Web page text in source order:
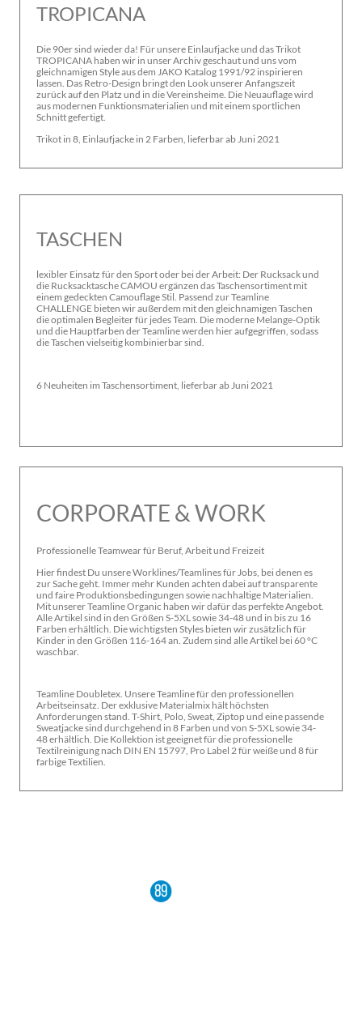
TROPICANA
Die 90er sind wieder da! Für unsere Einlaufjacke und das Trikot
TROPICANA haben wir in unser Archiv geschaut und uns vom
gleichnamigen Style aus dem JAKO Katalog 1991/92 inspirieren
lassen. Das Retro-Design bringt den Look unserer Anfangszeit
zurück auf den Platz und in die Vereinsheime. Die Neuauflage wird
aus modernen Funktionsmaterialien und mit einem sportlichen
Schnitt gefertigt.
Trikot in 8, Einlaufjacke in 2 Farben, lieferbar ab Juni 2021
TASCHEN
lexibler Einsatz für den Sport oder bei der Arbeit: Der Rucksack und
die Rucksacktasche CAMOU ergänzen das Taschensortiment mit
einem gedeckten Camouflage Stil. Passend zur Teamline
CHALLENGE bieten wir außerdem mit den gleichnamigen Taschen
die optimalen Begleiter für jedes Team. Die moderne Melange-Optik
und die Hauptfarben der Teamline werden hier aufgegriffen, sodass
die Taschen vielseitig kombinierbar sind.
6 Neuheiten im Taschensortiment, lieferbar ab Juni 2021
CORPORATE & WORK
Professionelle Teamwear für Beruf, Arbeit und Freizeit
Hier findest Du unsere Worklines/Teamlines für Jobs, bei denen es
zur Sache geht. Immer mehr Kunden achten dabei auf transparente
und faire Produktionsbedingungen sowie nachhaltige Materialien.
Mit unserer Teamline Organic haben wir dafür das perfekte Angebot.
Alle Artikel sind in den Größen S-5XL sowie 34-48 und in bis zu 16
Farben erhältlich. Die wichtigsten Styles bieten wir zusätzlich für
Kinder in den Größen 116-164 an. Zudem sind alle Artikel bei 60 °C
waschbar.
Teamline Doubletex. Unsere Teamline für den professionellen
Arbeitseinsatz. Der ­exklusive Materialmix hält höchsten
Anforderungen stand. T-Shirt, Polo, Sweat, Ziptop und eine passende
Sweatjacke sind durchgehend in 8 Farben und von S-5XL sowie ­34-
48 erhältlich. Die Kollektion ist geeignet für die professionelle
Textilreinigung nach DIN EN 15797, Pro Label 2 für weiße und 8 für
farbige Textilien.